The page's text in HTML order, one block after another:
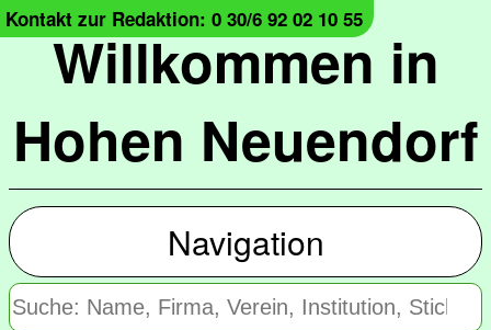
Willkommen in
Hohen Neuendorf
Kontakt zur Redaktion: 0 30/6 92 02 10 55
Navigation